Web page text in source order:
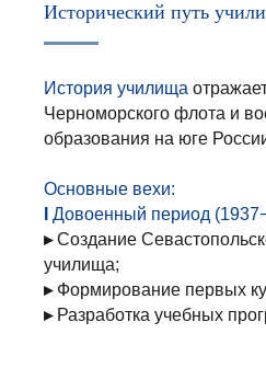
Исторический путь
История училища
Черноморского флота и
образования на юге
Основные вехи:
Довоенный период
▸Создание
училища;
▸ Формирование первых
▸ Разработка учебных